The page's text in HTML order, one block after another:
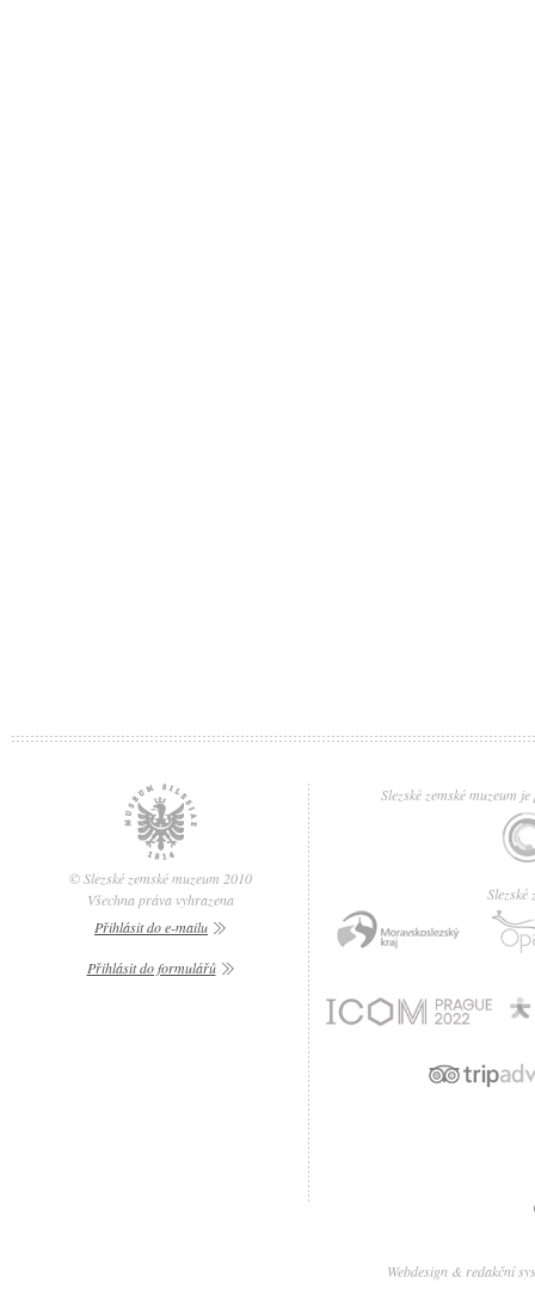
Slezské zemské muzeum
Slezské
© Slezské zemské muzeum 2010
Všechna práva vyhrazena
Přihlásit do e-mailu
Přihlásit do formulářů
Webdesign & redakční